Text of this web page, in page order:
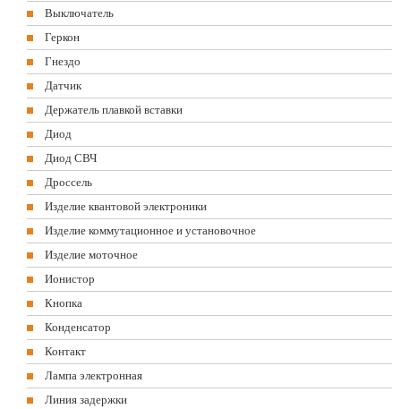
Выключатель
Геркон
Гнездо
Датчик
Держатель плавкой вставки
Диод
Диод СВЧ
Дроссель
Изделие квантовой электроники
Изделие коммутационное и установочное
Изделие моточное
Ионистор
Кнопка
Конденсатор
Контакт
Лампа электронная
Линия задержки